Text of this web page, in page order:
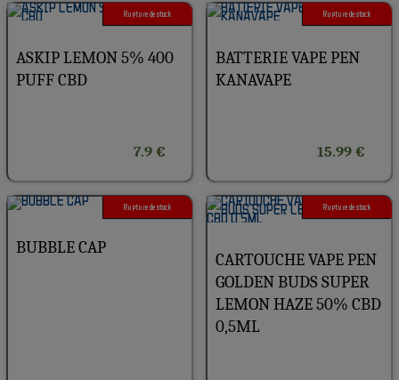
Rupture de stock
ASKIP LEMON 5% 400
PUFF CBD
7.9 €
Rupture de stock
BATTERIE VAPE PEN
KANAVAPE
15.99 €
Rupture de stock
BUBBLE CAP
Rupture de stock
CARTOUCHE VAPE PEN
GOLDEN BUDS SUPER
LEMON HAZE 50% CBD
0,5ML